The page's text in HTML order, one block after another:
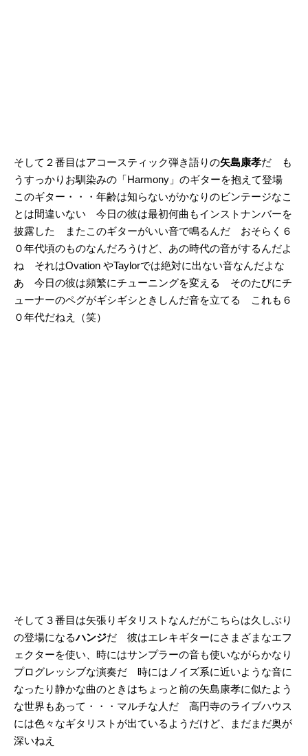
そして２番目はアコースティック弾き語りの矢島康孝だ も
うすっかりお馴染みの「Harmony」のギターを抱えて登場
このギター・・・年齢は知らないがかなりのビンテージなこ
とは間違いない 今日の彼は最初何曲もインストナンバーを
披露した またこのギターがいい音で鳴るんだ おそらく６
０年代頃のものなんだろうけど、あの時代の音がするんだよ
ね それはOvation やTaylorでは絶対に出ない音なんだよな
あ 今日の彼は頻繁にチューニングを変える そのたびにチ
ューナーのペグがギシギシときしんだ音を立てる これも６
０年代だねえ（笑）
そして３番目は矢張りギタリストなんだがこちらは久しぶり
の登場になるハンジだ 彼はエレキギターにさまざまなエフ
ェクターを使い、時にはサンプラーの音も使いながらかなり
プログレッシブな演奏だ 時にはノイズ系に近いような音に
なったり静かな曲のときはちょっと前の矢島康孝に似たよう
な世界もあって・・・マルチな人だ 高円寺のライブハウス
には色々なギタリストが出ているようだけど、まだまだ奥が
深いねえ